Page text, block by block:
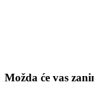
Možda će vas